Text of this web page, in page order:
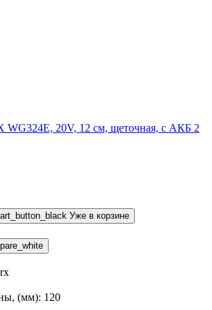
WG324E, 20V, 12 см, щеточная, с АКБ 2
Уже в корзине
(мм): 120